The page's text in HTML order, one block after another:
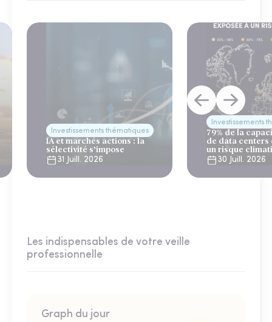
Investissements thématiques
IA et marchés actions : la
sélectivité s’impose
31 Juill. 2026
Investissements
79% de la
de data centers
un risque
30 Juill. 2026
Les indispensables de votre veille
professionnelle
Graph du jour